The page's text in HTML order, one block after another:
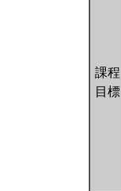
課程
目標